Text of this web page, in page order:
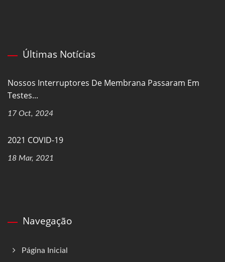
Últimas Notícias
Nossos Interruptores De Membrana Passaram Em
Testes...
17 Oct, 2024
2021 COVID-19
18 Mar, 2021
Navegação
Página Inicial